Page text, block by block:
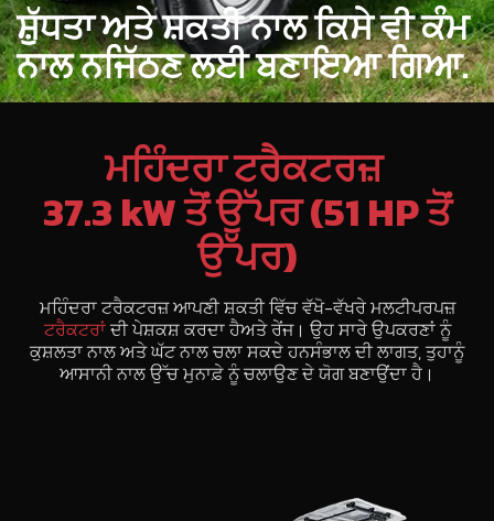
ਸ਼ੁੱਧਤਾ ਅਤੇ ਸ਼ਕਤੀ ਨਾਲਕਿਸੇ ਵੀ ਕੰਮ
ਨਾਲ ਨਜਿੱਠਣਲਈ ਬਣਾਇਆ ਗਿਆ.
ਮਹਿੰਦਰਾ ਟਰੈਕਟਰਜ਼
37.3 kW ਤੋਂ ਉੱਪਰ (51 HP ਤੋਂ
ਉੱਪਰ)
ਮਹਿੰਦਰਾ ਟਰੈਕਟਰਜ਼ ਆਪਣੀ ਸ਼ਕਤੀ ਵਿੱਚ ਵੱਖੋ-ਵੱਖਰੇ ਮਲਟੀਪਰਪਜ਼
ਟਰੈਕਟਰਾਂਦੀ ਪੇਸ਼ਕਸ਼ ਕਰਦਾ ਹੈਅਤੇ ਰੇਂਜ। ਉਹ ਸਾਰੇ ਉਪਕਰਣਾਂ ਨੂੰ
ਕੁਸ਼ਲਤਾ ਨਾਲ ਅਤੇ ਘੱਟ ਨਾਲ ਚਲਾ ਸਕਦੇ ਹਨਸੰਭਾਲ ਦੀ ਲਾਗਤ, ਤੁਹਾਨੂੰ
ਆਸਾਨੀ ਨਾਲ ਉੱਚ ਮੁਨਾਫ਼ੇ ਨੂੰ ਚਲਾਉਣ ਦੇ ਯੋਗ ਬਣਾਉਂਦਾ ਹੈ।